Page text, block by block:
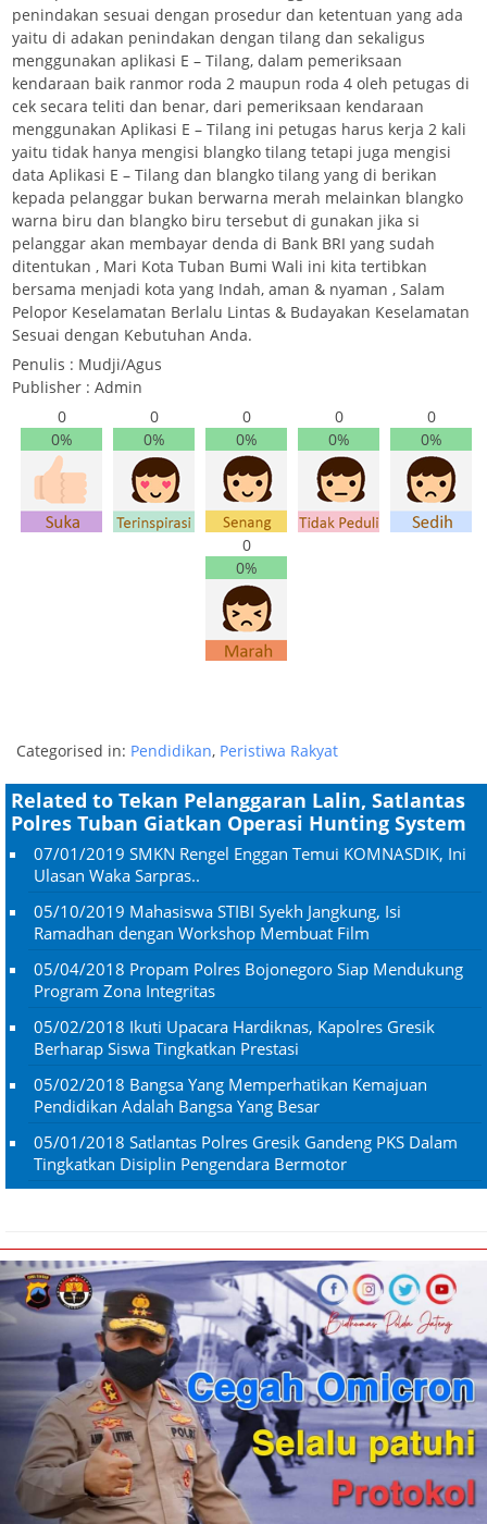
penindakan sesuai dengan prosedur dan ketentuan yang ada
yaitu di adakan penindakan dengan tilang dan sekaligus
menggunakan aplikasi E – Tilang, dalam pemeriksaan
kendaraan baik ranmor roda 2 maupun roda 4 oleh petugas di
cek secara teliti dan benar, dari pemeriksaan kendaraan
menggunakan Aplikasi E – Tilang ini petugas harus kerja 2 kali
yaitu tidak hanya mengisi blangko tilang tetapi juga mengisi
data Aplikasi E – Tilang dan blangko tilang yang di berikan
kepada pelanggar bukan berwarna merah melainkan blangko
warna biru dan blangko biru tersebut di gunakan jika si
pelanggar akan membayar denda di Bank BRI yang sudah
ditentukan , Mari Kota Tuban Bumi Wali ini kita tertibkan
bersama menjadi kota yang Indah, aman & nyaman , Salam
Pelopor Keselamatan Berlalu Lintas & Budayakan Keselamatan
Sesuai dengan Kebutuhan Anda.
Penulis : Mudji/Agus
Publisher : Admin
0
0%
0
0%
0
0%
0
0%
0
0%
0
0%
Categorised in: Pendidikan, Peristiwa Rakyat
Related to Tekan Pelanggaran Lalin, Satlantas
Polres Tuban Giatkan Operasi Hunting System
07/01/2019 SMKN Rengel Enggan Temui KOMNASDIK, Ini
Ulasan Waka Sarpras..
05/10/2019 Mahasiswa STIBI Syekh Jangkung, Isi
Ramadhan dengan Workshop Membuat Film
05/04/2018 Propam Polres Bojonegoro Siap Mendukung
Program Zona Integritas
05/02/2018 Ikuti Upacara Hardiknas, Kapolres Gresik
Berharap Siswa Tingkatkan Prestasi
05/02/2018 Bangsa Yang Memperhatikan Kemajuan
Pendidikan Adalah Bangsa Yang Besar
05/01/2018 Satlantas Polres Gresik Gandeng PKS Dalam
Tingkatkan Disiplin Pengendara Bermotor